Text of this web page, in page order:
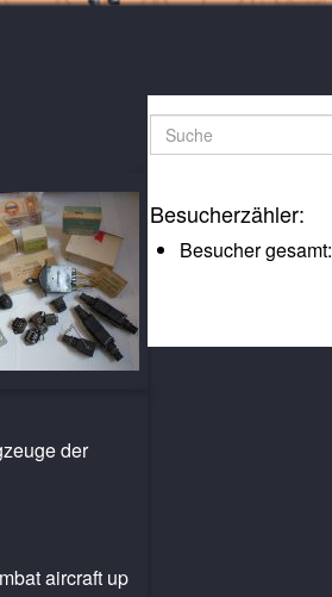
der
aircraft up
Suche
Besucherzähler:
Besucher gesamt: